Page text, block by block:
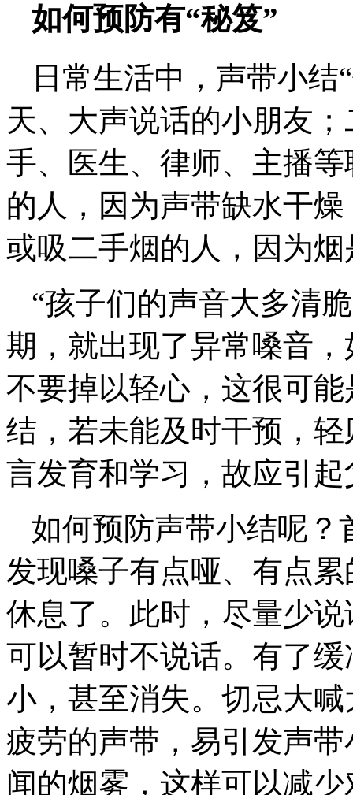
如何预防有“秘笈”
日常生活中，声带小
天、大声说话的小朋友
手、医生、律师、主播
的人，因为声带缺水干
或吸二手烟的人，因为
“孩子们的声音大多清
期，就出现了异常嗓音
不要掉以轻心，这很可
结，若未能及时干预，
言发育和学习，故应引
如何预防声带小结呢？
发现嗓子有点哑、有点
休息了。此时，尽量少
可以暂时不说话。有了
小，甚至消失。切忌大
疲劳的声带，易引发声
闻的烟雾，这样可以减